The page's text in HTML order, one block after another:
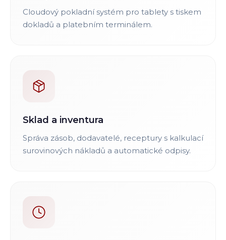
Cloudový pokladní systém pro tablety s tiskem
dokladů a platebním terminálem.
Sklad a inventura
Správa zásob, dodavatelé, receptury s kalkulací
surovinových nákladů a automatické odpisy.